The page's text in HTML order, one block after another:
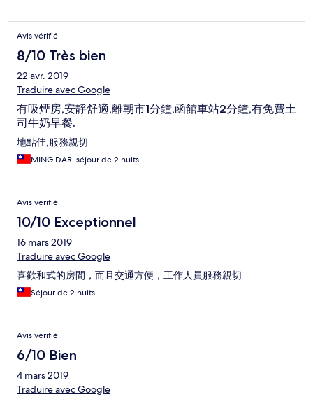
Avis vérifié
8/10 Très bien
22 avr. 2019
Traduire avec Google
有吸煙房,安靜舒適,離朝市1分鐘,函館車站2分鐘,有免費土
司牛奶早餐.
地點佳,服務親切
MING DAR, séjour de 2 nuits
Avis vérifié
10/10 Exceptionnel
16 mars 2019
Traduire avec Google
喜歡和式的房間，而且交通方便，工作人員服務親切
Séjour de 2 nuits
Avis vérifié
6/10 Bien
4 mars 2019
Traduire avec Google